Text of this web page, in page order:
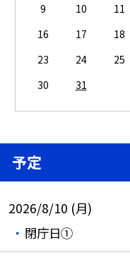
9
10 11
16
17 18
23
24 25
30
31
予定
2026/8/10 (月)
閉庁日①